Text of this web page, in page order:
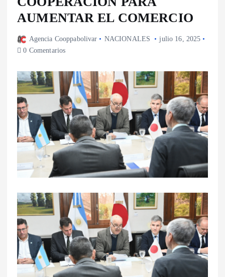
AUMENTAR EL COMERCIO
Agencia Cooppabolivar NACIONALES
julio 16, 2025
0 Comentarios